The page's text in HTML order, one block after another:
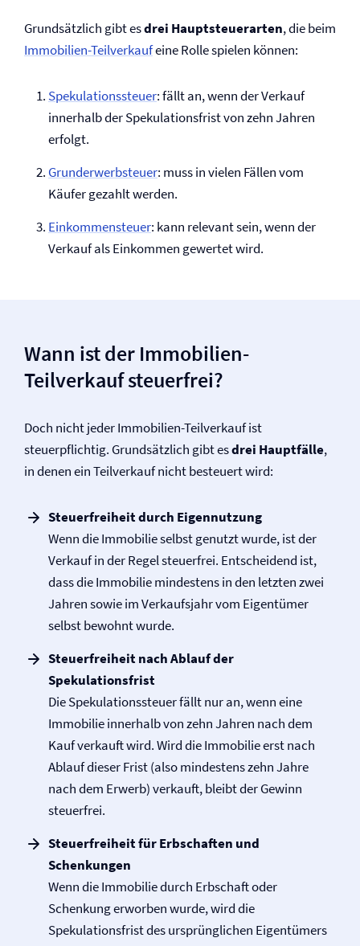
Grundsätzlich gibt esdrei Hauptsteuerarten, die beim
Immobilien-Teilverkaufeine Rolle spielen können:
Spekulationssteuer: fällt an, wenn der Verkauf
innerhalb der Spekulationsfrist von zehn Jahren
erfolgt.
Grunderwerbsteuer: muss in vielen Fällen vom
Käufer gezahlt werden.
Einkommensteuer: kann relevant sein, wenn der
Verkauf als Einkommen gewertet wird.
Wann ist der Immobilien-
Teilverkauf steuerfrei?
Doch nicht jeder Immobilien-Teilverkauf ist
steuerpflichtig. Grundsätzlich gibt esdrei Hauptfälle,
in denen ein Teilverkauf nicht besteuert wird:
Steuerfreiheit durch Eigennutzung
Wenn die Immobilie selbst genutzt wurde, ist der
Verkauf in der Regel steuerfrei. Entscheidend ist,
dass die Immobilie mindestens in den letzten zwei
Jahren sowie im Verkaufsjahr vom Eigentümer
selbst bewohnt wurde.
Steuerfreiheit nach Ablauf der
Spekulationsfrist
Die Spekulationssteuer fällt nur an, wenn eine
Immobilie innerhalb von zehn Jahren nach dem
Kauf verkauft wird. Wird die Immobilie erst nach
Ablauf dieser Frist (also mindestens zehn Jahre
nach dem Erwerb) verkauft, bleibt der Gewinn
steuerfrei.
Steuerfreiheit für Erbschaften und
Schenkungen
Wenn die Immobilie durch Erbschaft oder
Schenkung erworben wurde, wird die
Spekulationsfrist des ursprünglichen Eigentümers